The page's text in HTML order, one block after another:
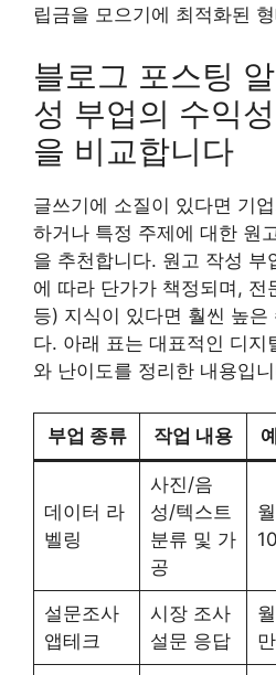
립금을 모으기에 최적화된
블로그 포스팅
성 부업의 수익
을 비교합니다
글쓰기에 소질이 있다면 기
하거나 특정 주제에 대한 원
을 추천합니다. 원고 작성 부
에 따라 단가가 책정되며, 전
등) 지식이 있다면 훨씬 높은
다. 아래 표는 대표적인 디지
와 난이도를 정리한 내용입
부업 종류 작업 내용
데이터 라
벨링
사진/음
성/텍스트
분류 및 가
공
설문조사
앱테크
시장 조사
설문 응답